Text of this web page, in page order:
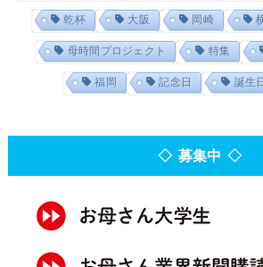
乾杯 大阪 岡崎
母時間プロジェクト 特集
福岡 記念日 誕生
◇ 募集中 ◇